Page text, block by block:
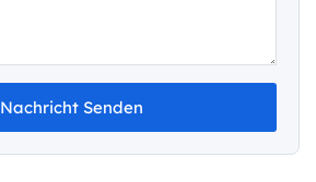
Nachricht Senden